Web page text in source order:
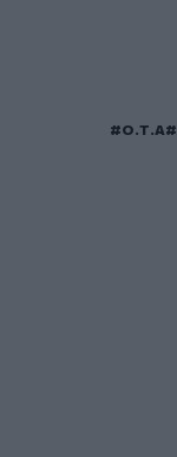
Ο.Τ.Α